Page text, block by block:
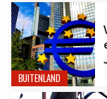
BUITENLAND